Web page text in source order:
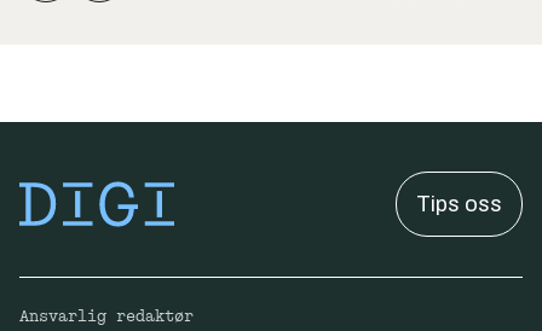
Tips oss
Ansvarlig redaktør